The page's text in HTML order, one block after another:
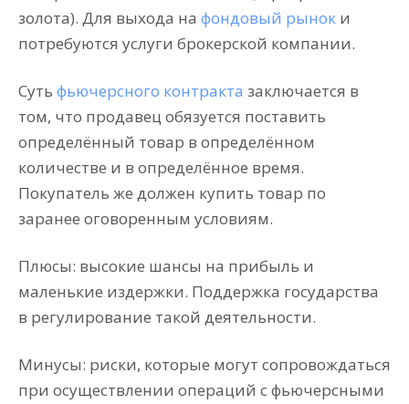
золота). Для выхода на фондовый рынок и
потребуются услуги брокерской компании.
Суть фьючерсного контракта заключается в
том, что продавец обязуется поставить
определённый товар в определённом
количестве и в определённое время.
Покупатель же должен купить товар по
заранее оговоренным условиям.
Плюсы: высокие шансы на прибыль и
маленькие издержки. Поддержка государства
в регулирование такой деятельности.
Минусы: риски, которые могут сопровождаться
при осуществлении операций с фьючерсными